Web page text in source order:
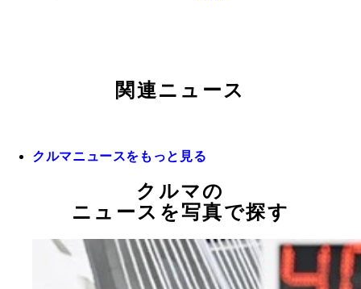
関連ニュース
クルマニュースをもっと見る
クルマの
ニュースを写真で探す